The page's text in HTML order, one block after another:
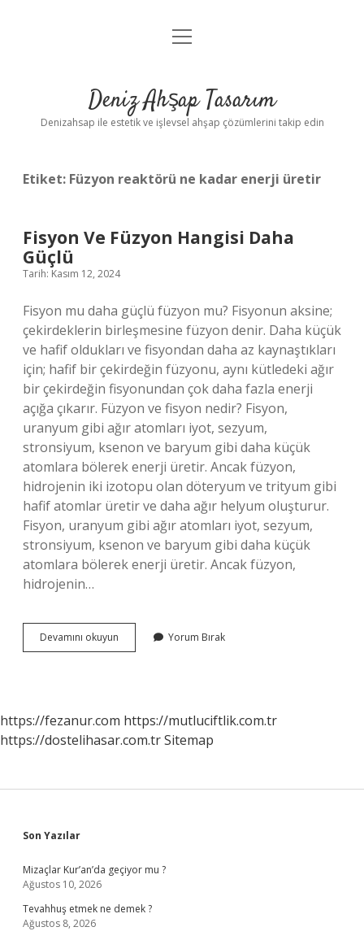
Anasayfa
Yasal Uyarı
menüyü
Deniz Ahşap Tasarım
Denizahsap ile estetik ve işlevsel ahşap çözümlerini takip edin
Etiket: Füzyon reaktörü ne kadar enerji üretir
Fisyon Ve Füzyon Hangisi Daha
Güçlü
Tarih: Kasım 12, 2024
Fisyon mu daha güçlü füzyon mu? Fisyonun aksine;
çekirdeklerin birleşmesine füzyon denir. Daha küçük
ve hafif oldukları ve fisyondan daha az kaynaştıkları
için; hafif bir çekirdeğin füzyonu, aynı kütledeki ağır
bir çekirdeğin fisyonundan çok daha fazla enerji
açığa çıkarır. Füzyon ve fisyon nedir? Fisyon,
uranyum gibi ağır atomları iyot, sezyum,
stronsiyum, ksenon ve baryum gibi daha küçük
atomlara bölerek enerji üretir. Ancak füzyon,
hidrojenin iki izotopu olan döteryum ve trityum gibi
hafif atomlar üretir ve daha ağır helyum oluşturur.
Fisyon, uranyum gibi ağır atomları iyot, sezyum,
stronsiyum, ksenon ve baryum gibi daha küçük
atomlara bölerek enerji üretir. Ancak füzyon,
hidrojenin…
Devamını okuyun
Ve
Yorum Bırak
https://fezanur.com https://mutluciftlik.com.tr
https://dostelihasar.com.trSitemap
Sidebar
Son Yazılar
Mizaçlar Kur’an’da geçiyor mu ?
Ağustos 10, 2026
Tevahhuş etmek ne demek ?
Ağustos 8, 2026